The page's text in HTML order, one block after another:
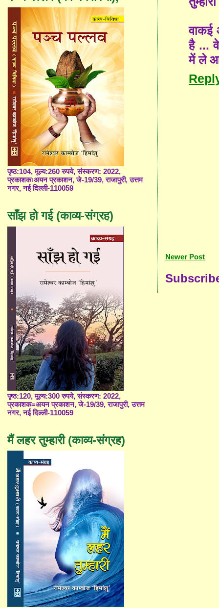
वाकई
है ...
में ले
Newer Post
पृष्ठ:104, मूल्य:260 रुपये, संस्करण: 2022,
प्रकाशकःअयन प्रकाशन, जे-19/39, राजापुरी, उत्तम
नगर, नई दिल्ली-110059
साँझ हो गई (काव्य-संग्रह)
पृष्ठ:120, मूल्य:300 रुपये, संस्करण: 2022,
प्रकाशक=अयन प्रकाशन, जे-19/39, राजापुरी, उत्तम
नगर, नई दिल्ली-110059
मैं लहर तुम्हारी (काव्य-संग्रह)